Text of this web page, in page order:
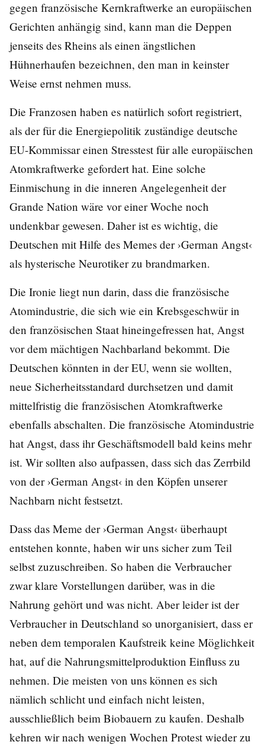
gegen französische Kernkraftwerke an europäischen
Gerichten anhängig sind, kann man die Deppen
jenseits des Rheins als einen ängstlichen
Hühnerhaufen bezeichnen, den man in keinster
Weise ernst nehmen muss.
Die Franzosen haben es natürlich sofort registriert,
als der für die Energiepolitik zuständige deutsche
EU-Kommissar einen Stresstest für alle europäischen
Atomkraftwerke gefordert hat. Eine solche
Einmischung in die inneren Angelegenheit der
Grande Nation wäre vor einer Woche noch
undenkbar gewesen. Daher ist es wichtig, die
Deutschen mit Hilfe des Memes der ›German Angst‹
als hysterische Neurotiker zu brandmarken.
Die Ironie liegt nun darin, dass die französische
Atomindustrie, die sich wie ein Krebsgeschwür in
den französischen Staat hineingefressen hat, Angst
vor dem mächtigen Nachbarland bekommt. Die
Deutschen könnten in der EU, wenn sie wollten,
neue Sicherheitsstandard durchsetzen und damit
mittelfristig die französischen Atomkraftwerke
ebenfalls abschalten. Die französische Atomindustrie
hat Angst, dass ihr Geschäftsmodell bald keins mehr
ist. Wir sollten also aufpassen, dass sich das Zerrbild
von der ›German Angst‹ in den Köpfen unserer
Nachbarn nicht festsetzt.
Dass das Meme der ›German Angst‹ überhaupt
entstehen konnte, haben wir uns sicher zum Teil
selbst zuzuschreiben. So haben die Verbraucher
zwar klare Vorstellungen darüber, was in die
Nahrung gehört und was nicht. Aber leider ist der
Verbraucher in Deutschland so unorganisiert, dass er
neben dem temporalen Kaufstreik keine Möglichkeit
hat, auf die Nahrungsmittelproduktion Einfluss zu
nehmen. Die meisten von uns können es sich
nämlich schlicht und einfach nicht leisten,
ausschließlich beim Biobauern zu kaufen. Deshalb
kehren wir nach wenigen Wochen Protest wieder zu